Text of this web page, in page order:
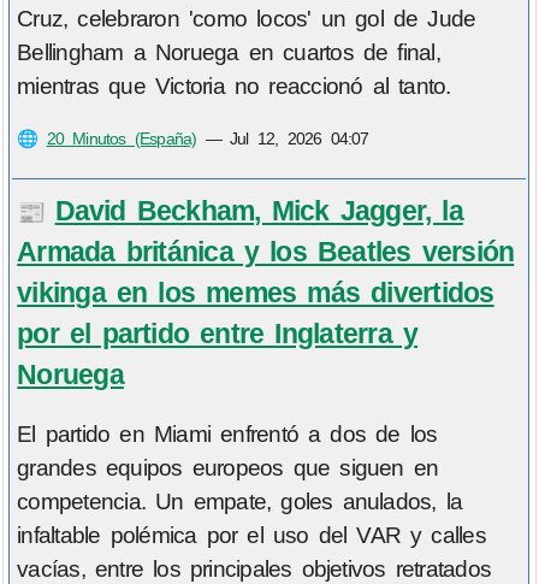
Cruz, celebraron 'como locos' un gol de Jude
Bellingham a Noruega en cuartos de final,
mientras que Victoria no reaccionó al tanto.
🌐 20 Minutos (España) —Jul 12, 2026 04:07
📰 David Beckham, Mick Jagger, la
Armada británica y los Beatles versión
vikinga en los memes más divertidos
por el partido entre Inglaterra y
Noruega
El partido en Miami enfrentó a dos de los
grandes equipos europeos que siguen en
competencia. Un empate, goles anulados, la
infaltable polémica por el uso del VAR y calles
vacías, entre los principales objetivos retratados